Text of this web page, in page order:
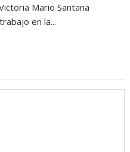
Mario Santana
en la...